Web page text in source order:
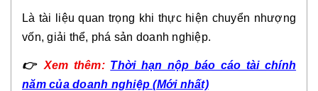
Là tài liệu quan trọng khi thực hiện chuyển nhượng
vốn, giải thể, phá sản doanh nghiệp.
👉 Xem thêm: Thời hạn nộp báo cáo tài chính
năm của doanh nghiệp (Mới nhất)